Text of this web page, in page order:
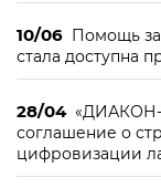
10/06 Помощь за
стала доступна
28/04 «ДИАКОН-
соглашение о
цифровизации